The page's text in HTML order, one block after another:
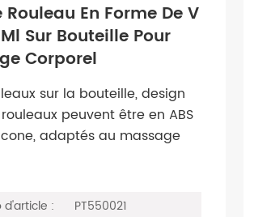
En Forme De V
Ml Sur Bouteille Pour
Corporel
sur la bouteille, design
peuvent être en ABS
adaptés au massage
d'article :
PT550021